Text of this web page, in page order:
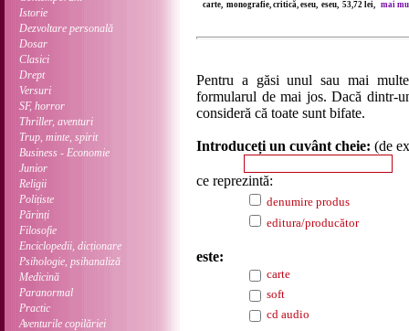
Istorie
Dezvoltare personală
Dosar
Clasici
Drept
Versuri
SF, horror
Thriller, aventuri
Trup, minte, spirit
Business - Economie
Junior
Religii
Polițiste
Părinți
Filosofie
Enciclopedii, dicționare
Psihologie, psihanaliză
Medicină
Paranormal
Practic
Aventurile copilăriei
carte, monografie, critică, eseu, eseu, 53,72 lei, mai
Pentru a găsi unul sau mai
formularul de mai jos. Dacă dintr-
consideră că toate sunt bifate.
Introduceți un cuvânt cheie: (de
ce reprezintă:
denumire produs
editura/producător
este:
carte
soft
cd audio